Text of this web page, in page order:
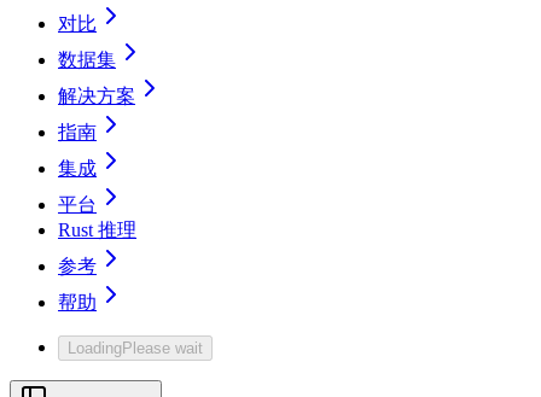
对比
数据集
解决方案
指南
集成
平台
Rust 推理
参考
帮助
LoadingPlease wait